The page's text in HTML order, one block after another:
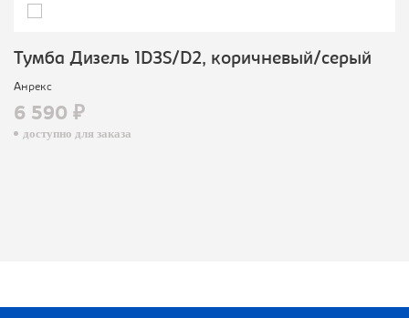
Тумба Дизель 1D3S/D2, коричневый/серый
Анрекс
6 590 ₽
доступно для заказа